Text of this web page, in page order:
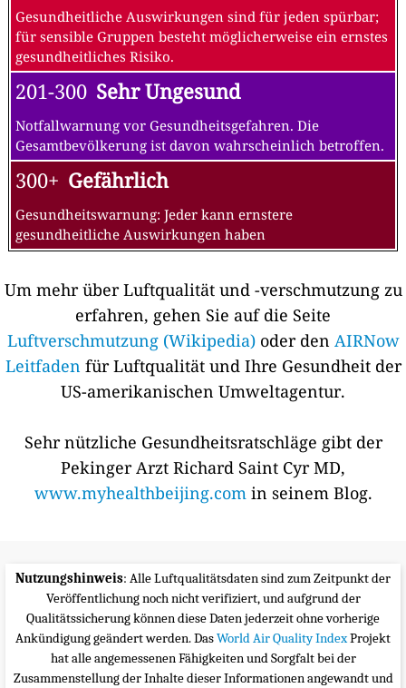
Gesundheitliche Auswirkungen sind für jeden spürbar;
für sensible Gruppen besteht möglicherweise ein ernstes
gesundheitliches Risiko.
201-300 Sehr Ungesund
Notfallwarnung vor Gesundheitsgefahren. Die
Gesamtbevölkerung ist davon wahrscheinlich betroffen.
300+ Gefährlich
Gesundheitswarnung: Jeder kann ernstere
gesundheitliche Auswirkungen haben
Um mehr über Luftqualität und -verschmutzung zu
erfahren, gehen Sie auf die Seite
Luftverschmutzung (Wikipedia)oder den AIRNow
Leitfaden für Luftqualität und Ihre Gesundheit der
US-amerikanischen Umweltagentur.
Sehr nützliche Gesundheitsratschläge gibt der
Pekinger Arzt Richard Saint Cyr MD,
www.myhealthbeijing.comin seinem Blog.
Nutzungshinweis: Alle Luftqualitätsdaten sind zum Zeitpunkt der
Veröffentlichung noch nicht verifiziert, und aufgrund der
Qualitätssicherung können diese Daten jederzeit ohne vorherige
Ankündigung geändert werden. DasWorld Air Quality IndexProjekt
hat alle angemessenen Fähigkeiten und Sorgfalt bei der
Zusammenstellung der Inhalte dieser Informationen angewandt und